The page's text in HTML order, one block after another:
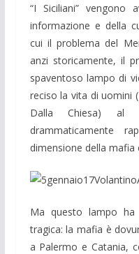
“I Siciliani” vengono
informazione e della
cui il problema del
anzi storicamente, il
spaventoso lampo di
reciso la vita di uomini
Dalla Chiesa) al
drammaticamente
dimensione della mafia
Ma questo lampo
tragica: la mafia è
a Palermo e Catania,